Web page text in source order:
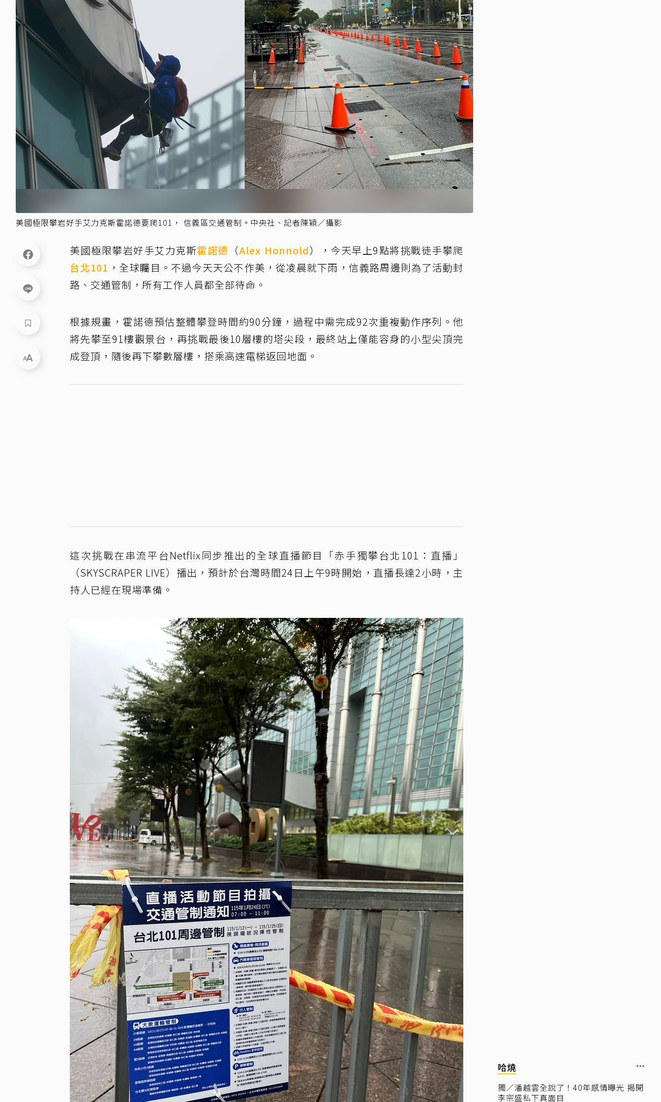
美國極限攀岩好手艾力克斯霍諾德要爬101， 信義區交通管制。中央社、記者陳穎／攝影
美國極限攀岩好手艾力克斯霍諾德 （Alex Honnold），今天早上9點將挑戰徒手攀爬
台北101 ，全球矚目。不過今天天公不作美，從凌晨就下雨，信義路周邊則為了活動封
路、交通管制，所有工作人員都全部待命。
根據規畫，霍諾德預估整體攀登時間約90分鐘，過程中需完成92次重複動作序列。他
將先攀至91樓觀景台，再挑戰最後10層樓的塔尖段，最終站上僅能容身的小型尖頂完
成登頂，隨後再下攀數層樓，搭乘高速電梯返回地面。
這次挑戰在串流平台Netflix同步推出的全球直播節目「赤手獨攀台北101：直播」
（SKYSCRAPER LIVE）播出，預計於台灣時間24日上午9時開始，直播長達2小時，主
持人已經在現場準備。
哈燒
獨／潘越雲全說了！40年感情曝光 揭開
李宗盛私下真面目